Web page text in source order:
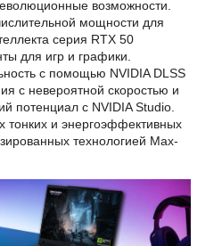
возможности.
мощности для
серия RTX 50
для игр и графики.
с помощью NVIDIA DLSS
с невероятной скоростью и
потенциал с NVIDIA Studio.
тонких и энергоэффективных
технологией Max-